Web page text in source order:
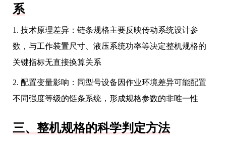
系
1. 技术原理差异：链条规格主要反映传动系统设计参
数，与工作装置尺寸、液压系统功率等决定整机规格的
关键指标无直接换算关系
2. 配置变量影响：同型号设备因作业环境差异可能配置
不同强度等级的链条系统，形成规格参数的非唯一性
三、整机规格的科学判定方法